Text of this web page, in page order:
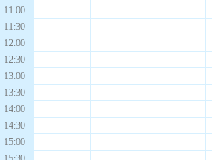
11:00
11:30
12:00
12:30
13:00
13:30
14:00
14:30
15:00